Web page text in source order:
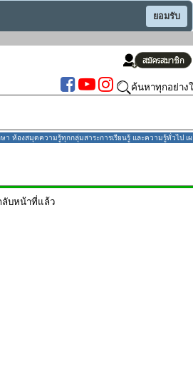
ยอมรับ
ค้นหาทุกอย่าง
ห้องสมุดความรู้ทุกกลุ่มสาระการเรียนรู้ และความรู้ทั่วไป เ
ลับหน้าที่แล้ว